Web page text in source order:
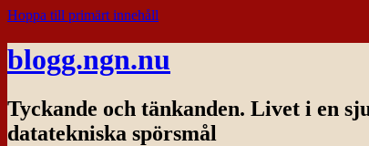
Hoppa till primärt innehåll
blogg.ngn.nu
Tyckande och tänkanden. Livet i en
datatekniska spörsmål